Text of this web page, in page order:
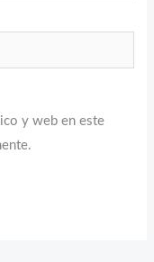
y web en este